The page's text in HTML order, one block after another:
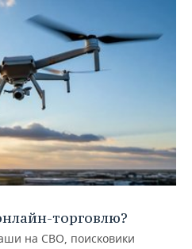
торговлю?
на СВО, поисковики